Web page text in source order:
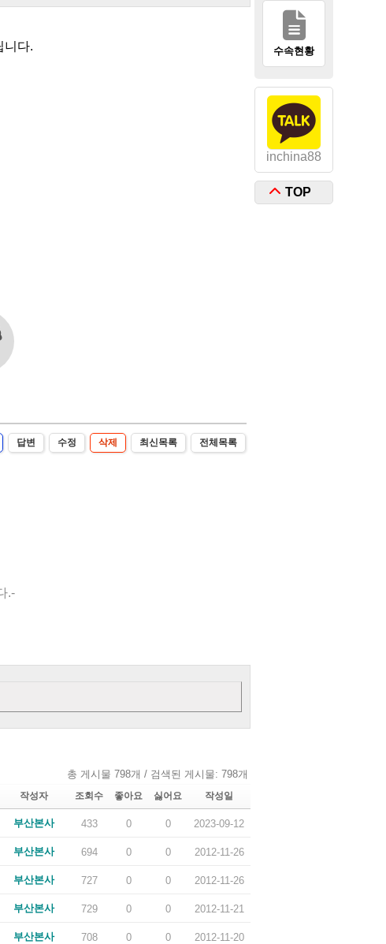
수속현황
inchina88
TOP
니다.
답변 수정 삭제 최신목록 전체목록
.-
총 게시물 798개 / 검색된 게시물: 798개
작성자 조회수 좋아요 싫어요 작성일
부산본사 433 0 0 2023-09-12
부산본사 694 0 0 2012-11-26
부산본사 727 0 0 2012-11-26
부산본사 729 0 0 2012-11-21
부산본사 708 0 0 2012-11-20